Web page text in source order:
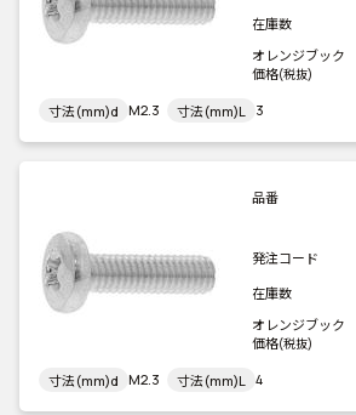
在庫数
オレンジブック
価格(税抜)
寸法(mm)d M2.3 寸法(mm)L 3
品番
発注コード
在庫数
オレンジブック
価格(税抜)
寸法(mm)d M2.3 寸法(mm)L 4